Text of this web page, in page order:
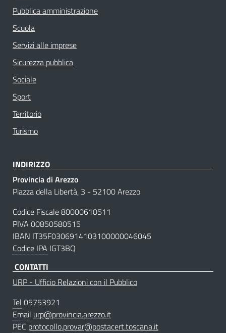
Pubblica amministrazione
Scuola
Servizi alle imprese
Sicurezza pubblica
Sociale
Sport
Territorio
Turismo
INDIRIZZO
Provincia di Arezzo
Piazza della Libertà, 3 - 52100 Arezzo
Codice Fiscale 80000610511
PIVA 00850580515
IBAN IT35F0306914103100000046045
Codice IPA IGT3BQ
CONTATTI
URP - Ufficio Relazioni con il Pubblico
Tel 05753921
Email urp@provincia.arezzo.it
PEC protocollo.provar@postacert.toscana.it